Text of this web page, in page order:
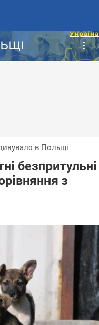
в Польщі
безпритульні
з